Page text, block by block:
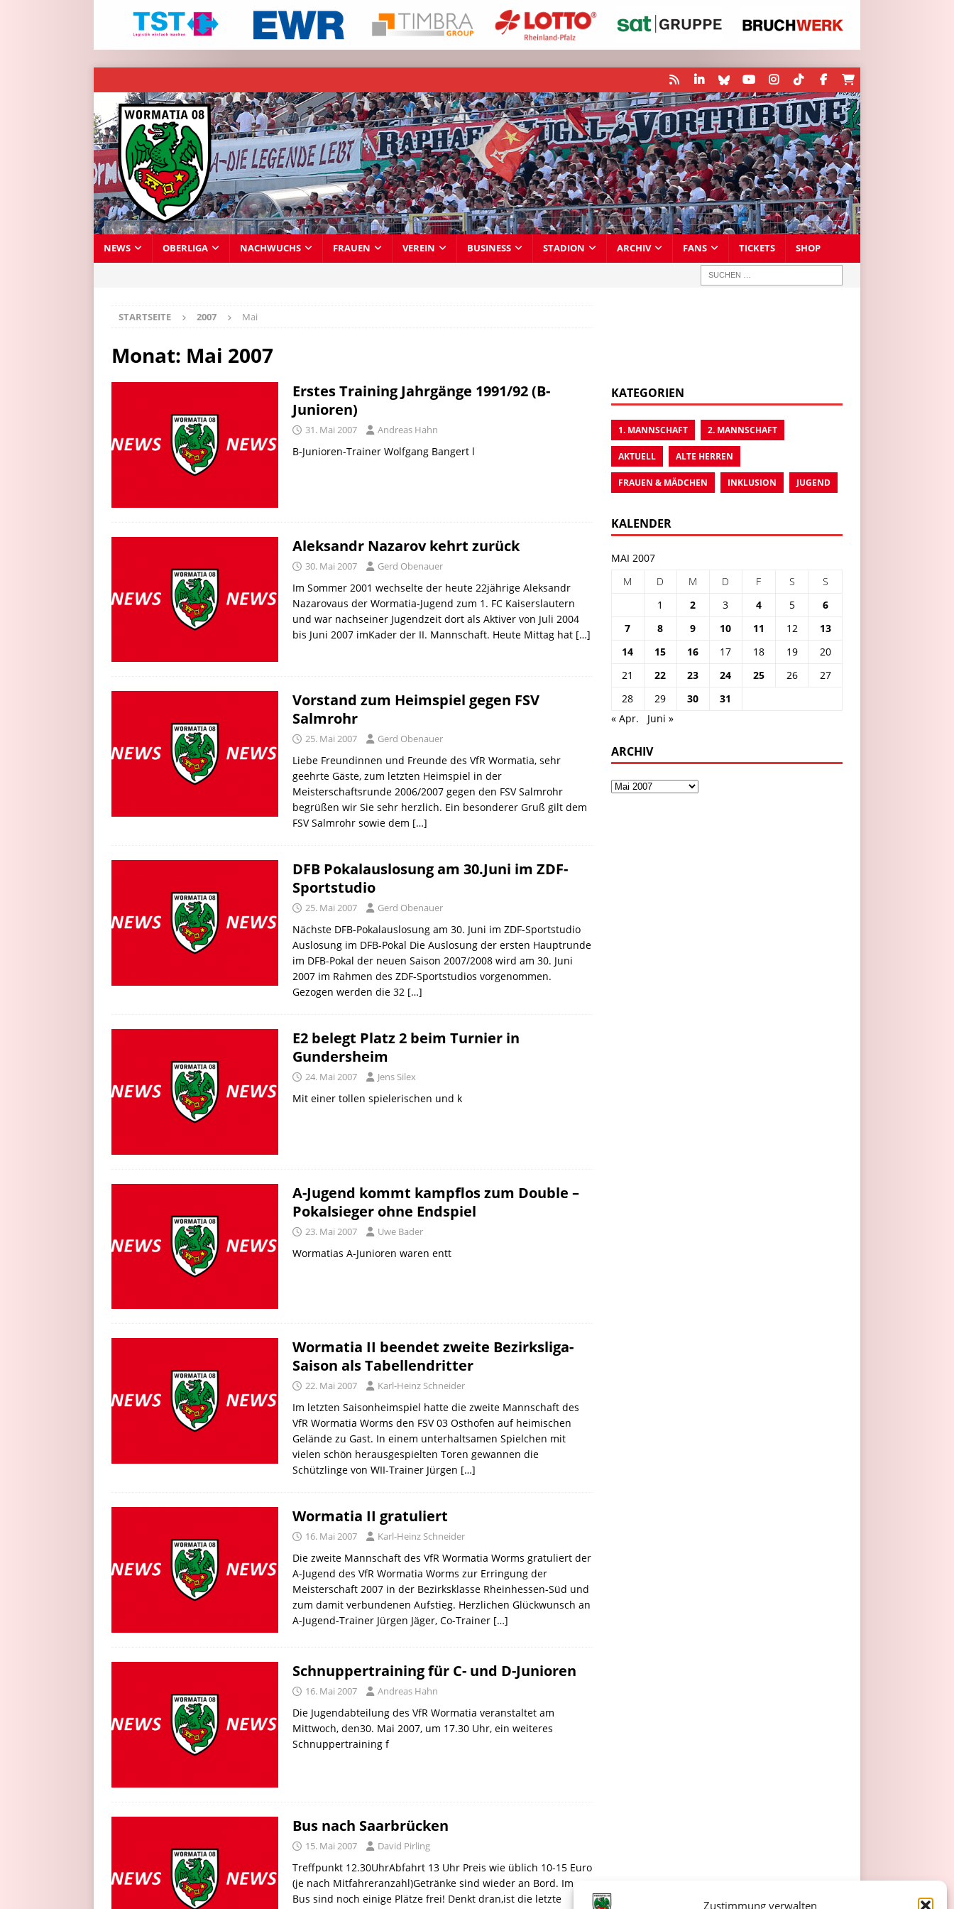
Zustimmung verwalten
NEWS OBERLIGA NACHWUCHS FRAUEN VEREIN BUSINESS STADION ARCHIV FANS TICKETS SHOP
STARTSEITE 2007 Mai
Monat: Mai 2007
Erstes Training Jahrgänge 1991/92 (B-
Junioren)
31. Mai 2007 Andreas Hahn
B-Junioren-Trainer Wolfgang Bangert l
Aleksandr Nazarov kehrt zurück
30. Mai 2007 Gerd Obenauer
Im Sommer 2001 wechselte der heute 22jährige Aleksandr
Nazarovaus der Wormatia-Jugend zum 1. FC Kaiserslautern
und war nachseiner Jugendzeit dort als Aktiver von Juli 2004
bis Juni 2007 imKader der II. Mannschaft. Heute Mittag hat […]
Vorstand zum Heimspiel gegen FSV
Salmrohr
25. Mai 2007 Gerd Obenauer
Liebe Freundinnen und Freunde des VfR Wormatia, sehr
geehrte Gäste, zum letzten Heimspiel in der
Meisterschaftsrunde 2006/2007 gegen den FSV Salmrohr
begrüßen wir Sie sehr herzlich. Ein besonderer Gruß gilt dem
FSV Salmrohr sowie dem […]
DFB Pokalauslosung am 30.Juni im ZDF-
Sportstudio
25. Mai 2007 Gerd Obenauer
Nächste DFB-Pokalauslosung am 30. Juni im ZDF-Sportstudio
Auslosung im DFB-Pokal Die Auslosung der ersten Hauptrunde
im DFB-Pokal der neuen Saison 2007/2008 wird am 30. Juni
2007 im Rahmen des ZDF-Sportstudios vorgenommen.
Gezogen werden die 32 […]
E2 belegt Platz 2 beim Turnier in
Gundersheim
24. Mai 2007 Jens Silex
Mit einer tollen spielerischen und k
A-Jugend kommt kampflos zum Double –
Pokalsieger ohne Endspiel
23. Mai 2007 Uwe Bader
Wormatias A-Junioren waren entt
Wormatia II beendet zweite Bezirksliga-
Saison als Tabellendritter
22. Mai 2007 Karl-Heinz Schneider
Im letzten Saisonheimspiel hatte die zweite Mannschaft des
VfR Wormatia Worms den FSV 03 Osthofen auf heimischen
Gelände zu Gast. In einem unterhaltsamen Spielchen mit
vielen schön herausgespielten Toren gewannen die
Schützlinge von WII-Trainer Jürgen […]
Wormatia II gratuliert
16. Mai 2007 Karl-Heinz Schneider
Die zweite Mannschaft des VfR Wormatia Worms gratuliert der
A-Jugend des VfR Wormatia Worms zur Erringung der
Meisterschaft 2007 in der Bezirksklasse Rheinhessen-Süd und
zum damit verbundenen Aufstieg. Herzlichen Glückwunsch an
A-Jugend-Trainer Jürgen Jäger, Co-Trainer […]
Schnuppertraining für C- und D-Junioren
16. Mai 2007 Andreas Hahn
Die Jugendabteilung des VfR Wormatia veranstaltet am
Mittwoch, den30. Mai 2007, um 17.30 Uhr, ein weiteres
Schnuppertraining f
Bus nach Saarbrücken
15. Mai 2007 David Pirling
Treffpunkt 12.30UhrAbfahrt 13 Uhr Preis wie üblich 10-15 Euro
(je nach Mitfahreranzahl)Getränke sind wieder an Bord. Im
Bus sind noch einige Plätze frei! Denkt dran,ist die letzte
KATEGORIEN
1. MANNSCHAFT 2. MANNSCHAFT
AKTUELL ALTE HERREN
FRAUEN & MÄDCHEN INKLUSION JUGEND
KALENDER
MAI 2007
M
D M D F S
S
1
2 3 4 5
6
7
8 9 10 11 12
13
14
15 16 17 18 19
20
21
22 23 24 25 26
27
28
29 30
31
« Apr.
Juni »
ARCHIV